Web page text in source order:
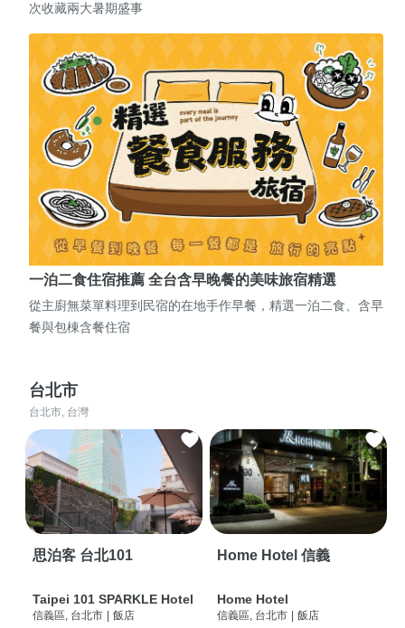
次收藏兩大暑期盛事
一泊二食住宿推薦 全台含早晚餐的美味旅宿精選
從主廚無菜單料理到民宿的在地手作早餐，精選一泊二食、含早
餐與包棟含餐住宿
台北市
台北市, 台灣
思泊客 台北101
Taipei 101 SPARKLE Hotel
信義區, 台北市 飯店
Home Hotel 信義
Home Hotel
信義區, 台北市 飯店